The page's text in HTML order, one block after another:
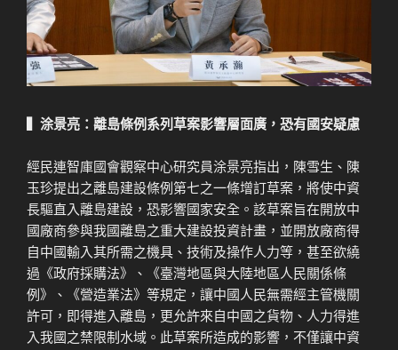
▍涂景亮：離島條例系列草案影響層面廣，恐有國安疑慮
經民連智庫國會觀察中心研究員涂景亮指出，陳雪生、陳
玉珍提出之離島建設條例第七之一條增訂草案，將使中資
長驅直入離島建設，恐影響國家安全。該草案旨在開放中
國廠商參與我國離島之重大建設投資計畫，並開放廠商得
自中國輸入其所需之機具、技術及操作人力等，甚至欲繞
過《政府採購法》、《臺灣地區與大陸地區人民關係條
例》、《營造業法》等規定，讓中國人民無需經主管機關
許可，即得進入離島，更允許來自中國之貨物、人力得進
入我國之禁限制水域。此草案所造成的影響，不僅讓中資